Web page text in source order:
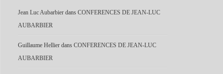
Jean Luc Aubarbier dans CONFERENCES DE JEAN-LUC
AUBARBIER
Guillaume Hellier dans CONFERENCES DE JEAN-LUC
AUBARBIER